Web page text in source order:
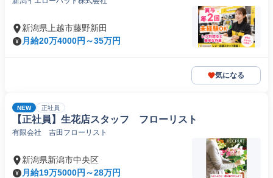
新潟県上越市藤野新田
月給20万4000円～35万円
気になる
NEW 正社員
【正社員】生花店スタッフ フローリスト
有限会社 吉田フローリスト
新潟県新潟市中央区
月給19万5000円～28万円